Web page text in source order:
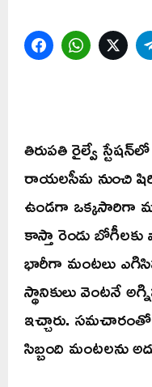
Facebook
తిరుపతి రైల్వే
రాయలసీమ నుంచి
ఉండగా ఒక్కసారిగా
కాస్తా రెండు
భారీగా మంటలు
స్థానికులు వెంటనే
ఇచ్చారు. సమచారంతో
సిబ్బంది మంటలను